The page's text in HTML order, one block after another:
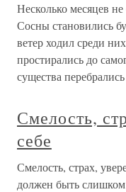
Несколько месяцев
Сосны становились
ветер ходил среди
простирались до
существа
Смелость,
себе
Смелость, страх,
должен быть